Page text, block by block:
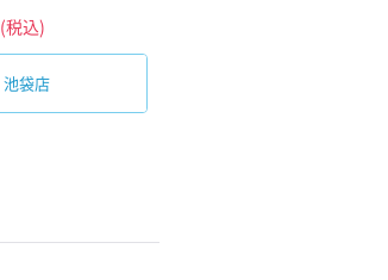
(税込)
池袋店